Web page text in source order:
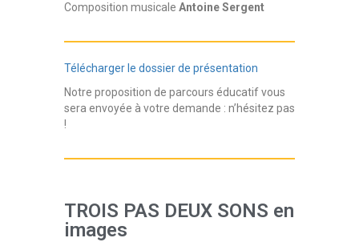
Composition musicale Antoine Sergent
Télécharger le dossier de présentation
Notre proposition de parcours éducatif vous
sera envoyée à votre demande : n’hésitez pas
!
TROIS PAS DEUX SONS en
images